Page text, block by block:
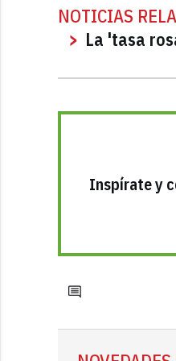
NOTICIAS
La 'tasa
Inspírate y